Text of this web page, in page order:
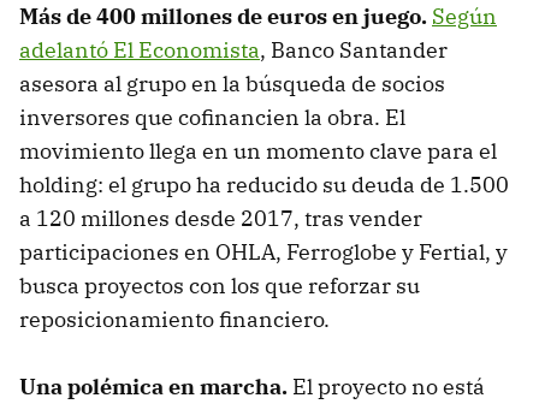
Más de 400 millones de euros en juego. Según
adelantó El Economista, Banco Santander
asesora al grupo en la búsqueda de socios
inversores que cofinancien la obra. El
movimiento llega en un momento clave para el
holding: el grupo ha reducido su deuda de 1.500
a 120 millones desde 2017, tras vender
participaciones en OHLA, Ferroglobe y Fertial, y
busca proyectos con los que reforzar su
reposicionamiento financiero.
Una polémica en marcha. El proyecto no está